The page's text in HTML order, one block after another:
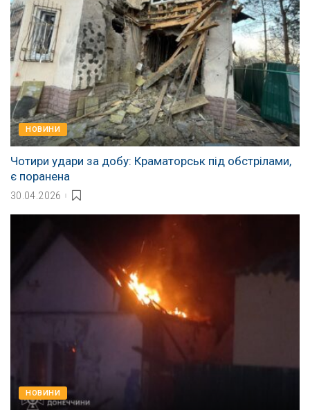
НОВИНИ
Чотири удари за добу: Краматорськ під обстрілами,
є поранена
30.04.2026
НОВИНИ